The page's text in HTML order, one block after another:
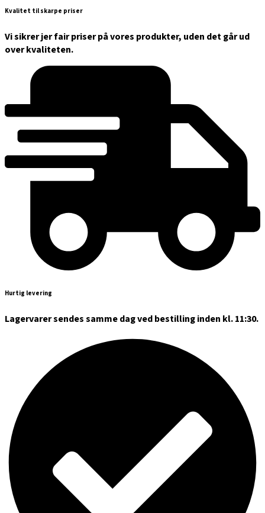
Kvalitet til skarpe priser
Vi sikrer jer fair priser på vores produkter, uden det går ud
over kvaliteten.
Hurtig levering
Lagervarer sendes samme dag ved bestilling inden kl. 11:30.